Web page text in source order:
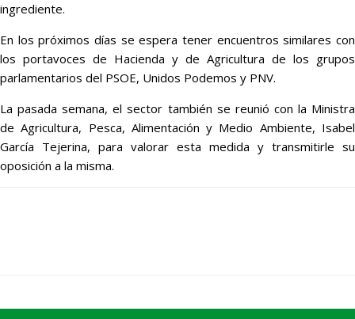
ingrediente.
En los próximos días se espera tener encuentros similares con
los portavoces de Hacienda y de Agricultura de los grupos
parlamentarios del PSOE, Unidos Podemos y PNV.
La pasada semana, el sector también se reunió con la Ministra
de Agricultura, Pesca, Alimentación y Medio Ambiente, Isabel
García Tejerina, para valorar esta medida y transmitirle su
oposición a la misma.